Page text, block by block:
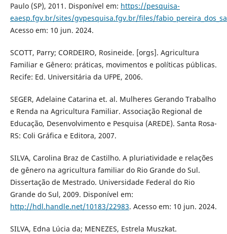
Paulo (SP), 2011. Disponível em: https://pesquisa-
eaesp.fgv.br/sites/gvpesquisa.fgv.br/files/
Acesso em: 10 jun. 2024.
SCOTT, Parry; CORDEIRO, Rosineide. [orgs]. Agricultura
Familiar e Gênero: práticas, movimentos e políticas públicas.
Recife: Ed. Universitária da UFPE, 2006.
SEGER, Adelaine Catarina et. al. Mulheres Gerando Trabalho
e Renda na Agricultura Familiar. Associação Regional de
Educação, Desenvolvimento e Pesquisa (AREDE). Santa Rosa-
RS: Coli Gráfica e Editora, 2007.
SILVA, Carolina Braz de Castilho. A pluriatividade e relações
de gênero na agricultura familiar do Rio Grande do Sul.
Dissertação de Mestrado. Universidade Federal do Rio
Grande do Sul, 2009. Disponível em:
http://hdl.handle.net/10183/22983. Acesso em: 10 jun. 2024.
SILVA, Edna Lúcia da; MENEZES, Estrela Muszkat.